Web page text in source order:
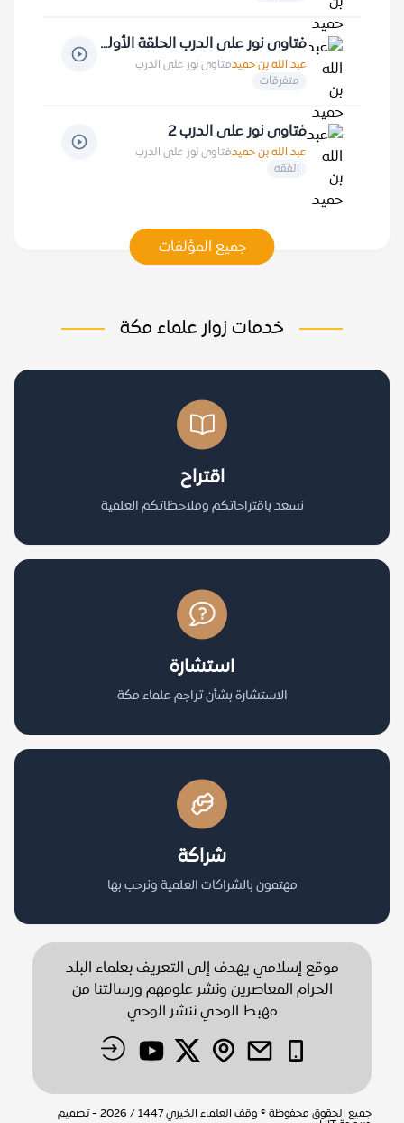
فتاوى نور على الدرب الحلقة الأولى
عبد الله بن حميدفتاوى نور على الدرب
متفرقات
فتاوى نور على الدرب 2
عبد الله بن حميدفتاوى نور على الدرب
الفقه
جميع المؤلفات
خدمات زوار علماء مكة
اقتراح
نسعد باقتراحاتكم وملاحظاتكم العلمية
استشارة
الاستشارة بشأن تراجم علماء مكة
شراكة
مهتمون بالشراكات العلمية ونرحب بها
موقع إسلامي يهدف إلى التعريف بعلماء البلد
الحرام المعاصرين ونشر علومهم ورسالتنا من
مهبط الوحي ننشر الوحي
جميع الحقوق محفوظة © وقف العلماء الخيري 1447 / 2026 - تصميم